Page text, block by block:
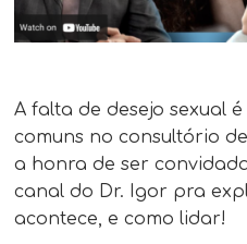
A falta de desejo sexual
comuns no consultório
a honra de ser
canal do Dr. Igor pra
acontece, e como lidar!